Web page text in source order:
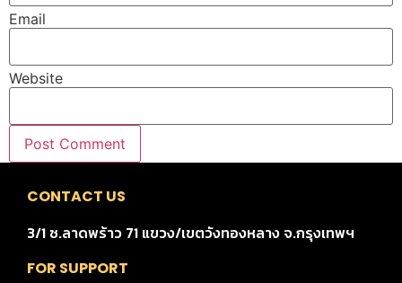
Email
Website
CONTACT US
3/1 ซ.ลาดพร้าว 71 แขวง/เขตวังทองหลาง จ.กรุงเทพฯ
FOR SUPPORT